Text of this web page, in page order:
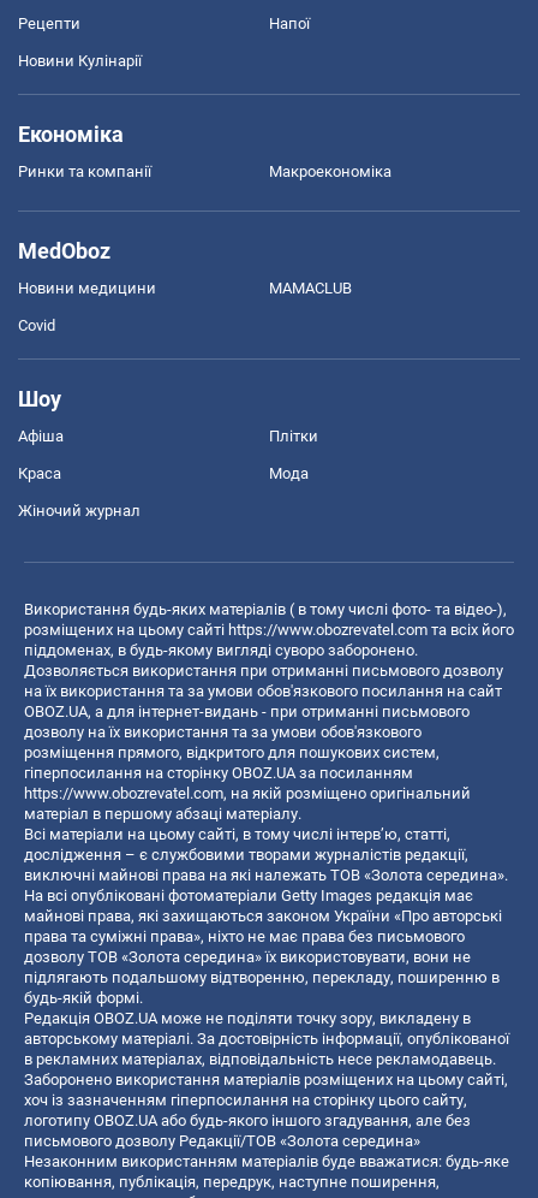
Рецепти Напої
Новини Кулінарії
Економіка
Ринки та компанії Макроекономіка
MedOboz
Новини медицини MAMACLUB
Covid
Шоу
Афіша Плітки
Краса Мода
Жіночий журнал
Використання будь-яких матеріалів ( в тому числі фото- та відео-),
розміщених на цьому сайті https://www.obozrevatel.com та всіх його
піддоменах, в будь-якому вигляді суворо заборонено.
Дозволяється використання при отриманні письмового дозволу
на їх використання та за умови обов'язкового посилання на сайт
OBOZ.UA, а для інтернет-видань - при отриманні письмового
дозволу на їх використання та за умови обов'язкового
розміщення прямого, відкритого для пошукових систем,
гіперпосилання на сторінку OBOZ.UA за посиланням
https://www.obozrevatel.com, на якій розміщено оригінальний
матеріал в першому абзаці матеріалу.
Всі матеріали на цьому сайті, в тому числі інтерв’ю, статті,
дослідження – є службовими творами журналістів редакції,
виключні майнові права на які належать ТОВ «Золота середина».
На всі опубліковані фотоматеріали Getty Images редакція має
майнові права, які захищаються законом України «Про авторські
права та суміжні права», ніхто не має права без письмового
дозволу ТОВ «Золота середина» їх використовувати, вони не
підлягають подальшому відтворенню, перекладу, поширенню в
будь-якій формі.
Редакція OBOZ.UA може не поділяти точку зору, викладену в
авторському матеріалі. За достовірність інформації, опублікованої
в рекламних матеріалах, відповідальність несе рекламодавець.
Заборонено використання матеріалів розміщених на цьому сайті,
хоч із зазначенням гіперпосилання на сторінку цього сайту,
логотипу OBOZ.UA або будь-якого іншого згадування, але без
письмового дозволу Редакції/ТОВ «Золота середина»
Незаконним використанням матеріалів буде вважатися: будь-яке
копiювання, публiкацiя, передрук, наступне поширення,